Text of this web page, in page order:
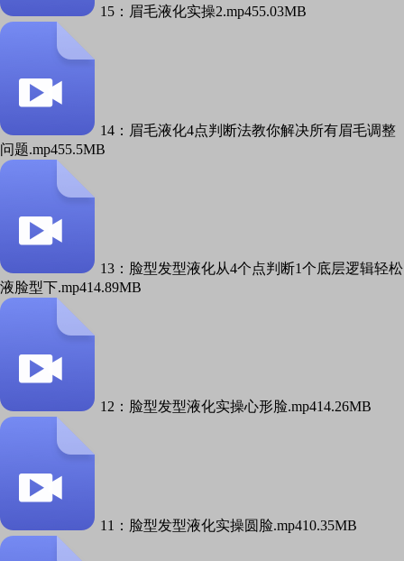
15：眉毛液化实操2.mp455.03MB
14：眉毛液化4点判断法教你解决所有眉毛调整
问题.mp455.5MB
13：脸型发型液化从4个点判断1个底层逻辑轻松
液脸型下.mp414.89MB
12：脸型发型液化实操心形脸.mp414.26MB
11：脸型发型液化实操圆脸.mp410.35MB